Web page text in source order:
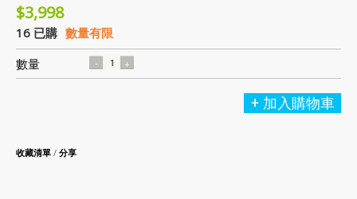
$3,998
16 已購 數量有限
數量
加入購物車
收藏清單 / 分享